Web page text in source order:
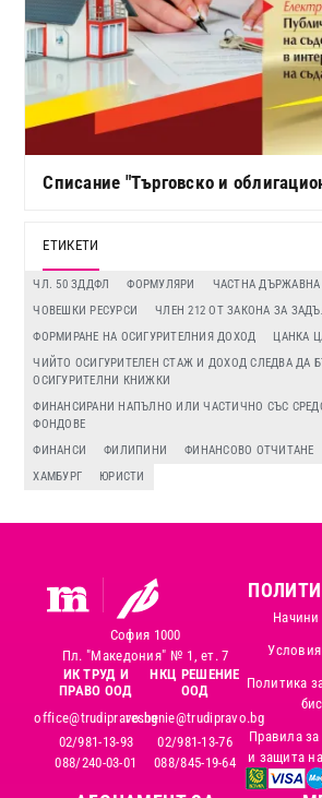
Списание "Търговско и
ЕТИКЕТИ
ЧЛ. 50 ЗДДФЛ ФОРМУЛЯРИ
ЧАСТНА ДЪРЖАВНА
ЧОВЕШКИ РЕСУРСИ
ЧЛЕН 212 ОТ ЗАКОНА ЗА
ФОРМИРАНЕ НА ОСИГУРИТЕЛНИЯ ДОХОД
ЦАНКА
ЧИЙТО ОСИГУРИТЕЛЕН СТАЖ И ДОХОД СЛЕДВА ДА
ОСИГУРИТЕЛНИ КНИЖКИ
ФИНАНСИРАНИ НАПЪЛНО ИЛИ ЧАСТИЧНО СЪС
ФОНДОВЕ
ФИНАНСИ
ФИЛИПИНИ ФИНАНСОВО ОТЧИТАНЕ
ХАМБУРГ
ЮРИСТИ
София 1000
Пл. "Македония" № 1, ет. 7
ИК ТРУД И
ПРАВО ООД
office@trudipravo.bg
02/981-13-93
088/240-03-01
НКЦ РЕШЕНИЕ
ООД
reshenie@trudipravo.bg
02/981-13-76
088/845-19-64
Политика
Правила
и защита